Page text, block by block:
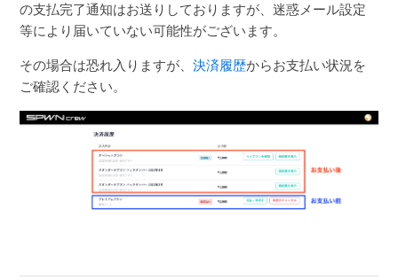
の支払完了通知はお送りしておりますが、迷惑メール設定
等により届いていない可能性がございます。
その場合は恐れ入りますが、決済履歴からお支払い状況を
ご確認ください。